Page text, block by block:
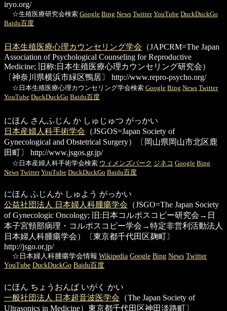
iryo.org/
☆生殖医療研究会検索 Google Bing News Twitter YouTube DuckDuckGo
Baidu百度
日本生殖医療心理カウンセリング学会 （JAPCRM=The Japan
Association of Psychological Counseling for Reproductive
Medicine; 旧称:日本生殖医療心理カウンセリング研究会）
〔神奈川県横浜市緑区鴨居〕
http://www.repro-psycho.org/
☆日本生殖医療心理カウンセリング学会検索 Google Bing News Twitter
YouTube DuckDuckGo Baidu百度
にほん さんふじん か しゅじゅつ がっかい
日本産婦人科手術学会 （JSGOS=Japan Society of
Gynecological and Obstetrical Surgery）〔岡山県岡山市北区鹿
田町〕
http://www.jsgos.gr.jp/
☆日本産婦人科手術学会検索 ウィメンズパーク ジネコ Google Bing
News Twitter YouTube DuckDuckGo Baidu百度
にほん ふじんか しゅよう がっかい
公益社団法人 日本婦人科腫瘍学会 （JSGO=The Japan Society
of Gynecologic Oncology; 旧:日本コルポスコピー研究会→日
本子宮頸部病理・コルポスコピー学会→特定非営利活動法人
日本婦人科腫瘍学会）〔東京都千代田区麹町〕
http://jsgo.or.jp/
☆日本婦人科腫瘍学会情報 Wikipedia Google Bing News Twitter
YouTube DuckDuckGo Baidu百度
にほん ちょうおんぱ いがく かい
一般社団法人 日本超音波医学会 （The Japan Society of
Ultrasonics in Medicine）東京都千代田区神田淡路町〕